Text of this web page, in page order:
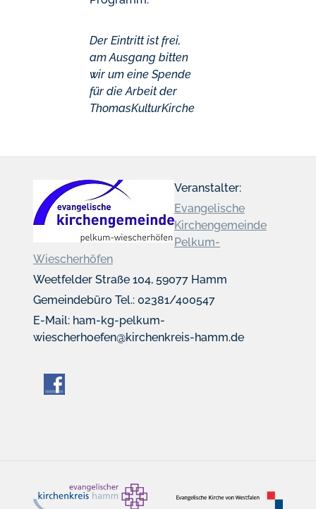
Der Eintritt ist frei,
am Ausgang bitten
wir um eine Spende
für die Arbeit der
ThomasKulturKirche
Veranstalter:
Evangelische
Kirchengemeinde
Pelkum-
Wiescherhöfen
Weetfelder Straße 104, 59077 Hamm
Gemeindebüro Tel.: 02381/400547
E-Mail: ham-kg-pelkum-
wiescherhoefen@kirchenkreis-hamm.de